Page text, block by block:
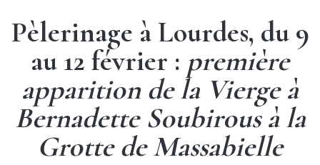
Pèlerinage à Lourdes, du 9
au 12 février : première
apparition de la Vierge à
Bernadette Soubirous à la
Grotte de Massabielle